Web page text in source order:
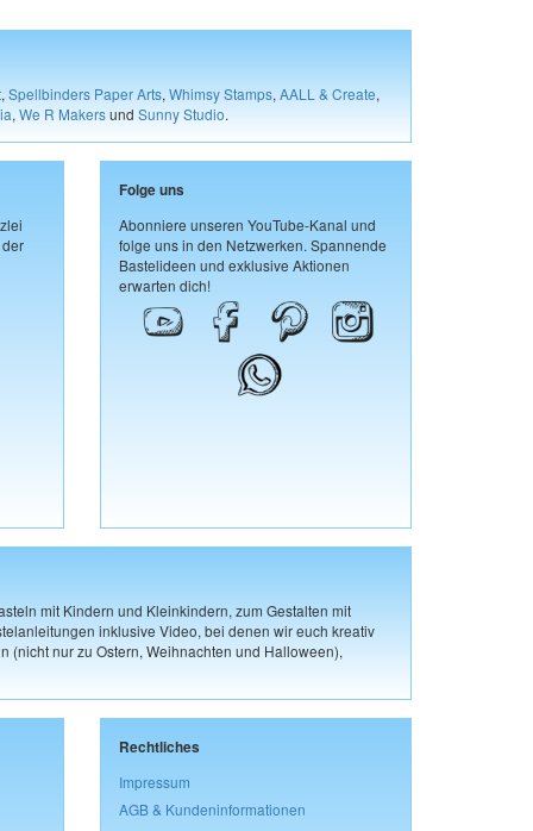
, Spellbinders Paper Arts, Whimsy Stamps, AALL & Create,
, We R Makersund Sunny Studio.
Folge uns
Abonniere unseren YouTube-Kanal und
folge uns in den Netzwerken. Spannende
Bastelideen und exklusive Aktionen
erwarten dich!
mit Kindern und Kleinkindern, zum Gestalten mit
inklusive Video, bei denen wir euch kreativ
(nicht nur zu Ostern, Weihnachten und Halloween),
Rechtliches
Impressum
AGB & Kundeninformationen